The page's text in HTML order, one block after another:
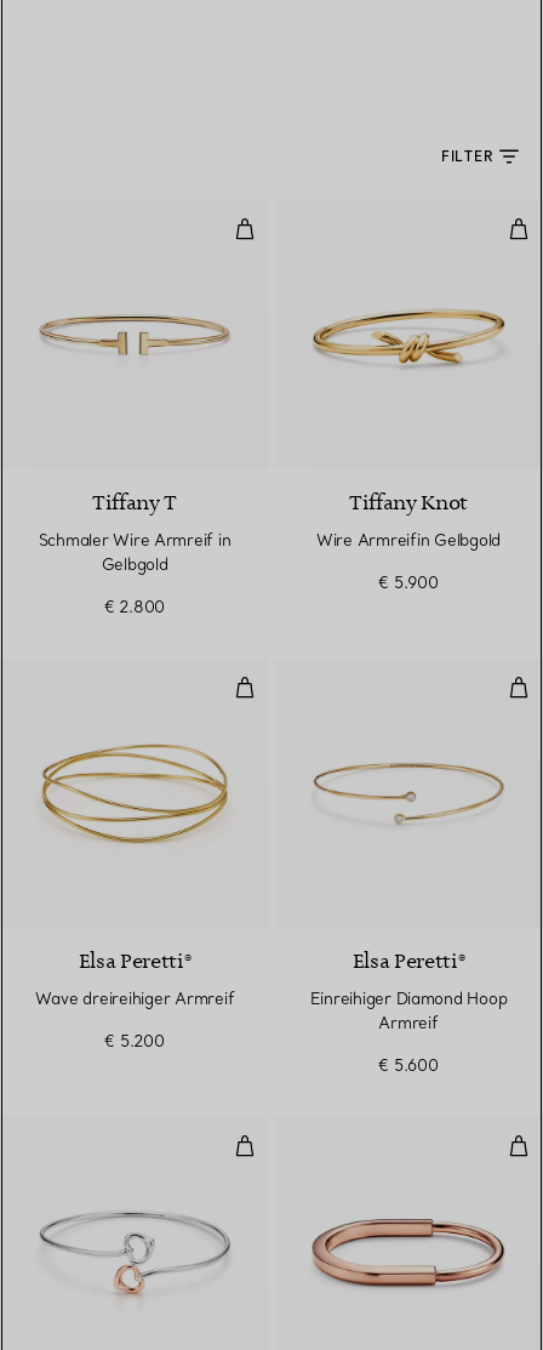
FILTER
Schmaler Wire Armreif in
Tiffany T
Schmaler Wire Armreif in
Gelbgold
€ 2.800
Tiffany Knot
Wire Armreifin Gelbgold
€ 5.900
Wave dreireihiger Armreif
Elsa Peretti®
Wave dreireihiger Armreif
€ 5.200
Elsa Peretti®
Einreihiger Diamond Hoop
Armreif
€ 5.600
Double Open Heart Armreif